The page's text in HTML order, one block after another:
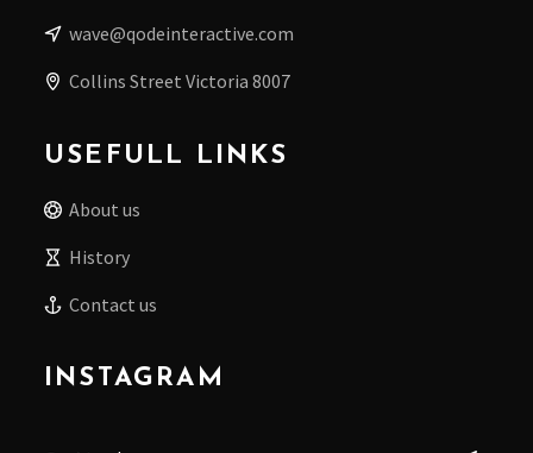
wave@qodeinteractive.com
Collins Street Victoria 8007
USEFULL LINKS
About us
History
Contact us
INSTAGRAM